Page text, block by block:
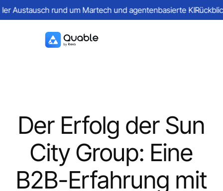
Der Erfolg der Sun
City Group: Eine
B2B-Erfahrung mit
rund um Martech und agentenbasierte KIRückblick